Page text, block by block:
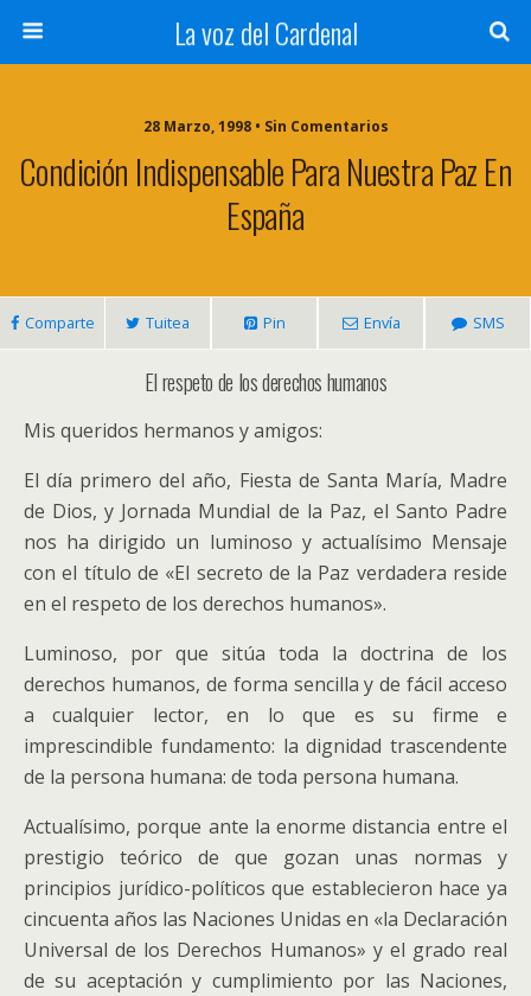
La voz del Cardenal
28 Marzo, 1998 • Sin Comentarios
Condición Indispensable Para Nuestra Paz En
España
Comparte Tuitea Pin Envía SMS
El respeto de los derechos humanos
Mis queridos hermanos y amigos:
El día primero del año, Fiesta de Santa María, Madre
de Dios, y Jornada Mundial de la Paz, el Santo Padre
nos ha dirigido un luminoso y actualísimo Mensaje
con el título de «El secreto de la Paz verdadera reside
en el respeto de los derechos humanos».
Luminoso, por que sitúa toda la doctrina de los
derechos humanos, de forma sencilla y de fácil acceso
a cualquier lector, en lo que es su firme e
imprescindible fundamento: la dignidad trascendente
de la persona humana: de toda persona humana.
Actualísimo, porque ante la enorme distancia entre el
prestigio teórico de que gozan unas normas y
principios jurídico-políticos que establecieron hace ya
cincuenta años las Naciones Unidas en «la Declaración
Universal de los Derechos Humanos» y el grado real
de su aceptación y cumplimiento por las Naciones,